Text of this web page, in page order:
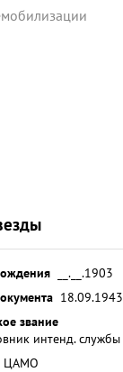
__.__.1903
18.09.1943
звание
интенд. службы
ЦАМО